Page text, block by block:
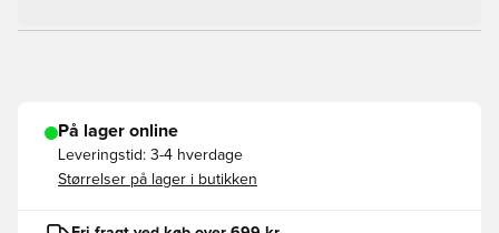
På lager online
Leveringstid: 3-4 hverdage
Størrelser på lager i butikken